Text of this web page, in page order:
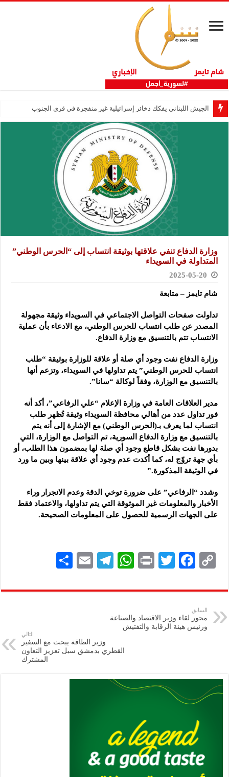
الجيش اللبناني يفكك ذخائر إسرائيلية غير منفجرة في قرى الجنوب
وزارة الدفاع تنفي علاقتها بوثيقة انتساب إلى “الحرس الوطني”
المتداولة في السويداء
2025-05-20
شام تايمز – متابعة
تداولت صفحات التواصل الاجتماعي في السويداء وثيقة مجهولة
المصدر عن طلب انتساب للحرس الوطني، مع الادعاء بأن عملية
الانتساب تتم بالتنسيق مع وزارة الدفاع.
وزارة الدفاع نفت وجود أي صلة أو علاقة للوزارة بوثيقة “طلب
انتساب للحرس الوطني” يتم تداولها في السويداء، وتزعم أنها
بالتنسيق مع الوزارة، وفقاً لوكالة “سانا”.
مدير العلاقات العامة في وزارة الإعلام “علي الرفاعي”، أكد أنه
فور تداول عدد من أهالي محافظة السويداء وثيقة تُظهر طلب
انتساب لما يعرف بـ(الحرس الوطني) مع الإشارة إلى أنه يتم
بالتنسيق مع وزارة الدفاع السورية، تم التواصل مع الوزارة، التي
بدورها نفت بشكل قاطع وجود أي صلة لها بمضمون هذا الطلب، أو
بأي جهة تروّج له، كما أكدت عدم وجود أي علاقة بينها وبين ما ورد
في الوثيقة المذكورة.”
وشدد “الرفاعي” على ضرورة توخي الدقة وعدم الانجرار وراء
الأخبار والمعلومات غير الموثوقة التي يتم تداولها، والاعتماد فقط
على الجهات الرسمية للحصول على المعلومات الصحيحة.
C
p
y
Li
F
eb
k
T
tt
P
nt
W
at
A
p
Te
gr
E
ai
ar
السابق
محور لقاء وزير الاقتصاد والصناعة
ورئيس هيئة الرقابة والتفتيش
التالي
وزير الطاقة يبحث مع السفير
القطري بدمشق سبل تعزيز التعاون
المشترك